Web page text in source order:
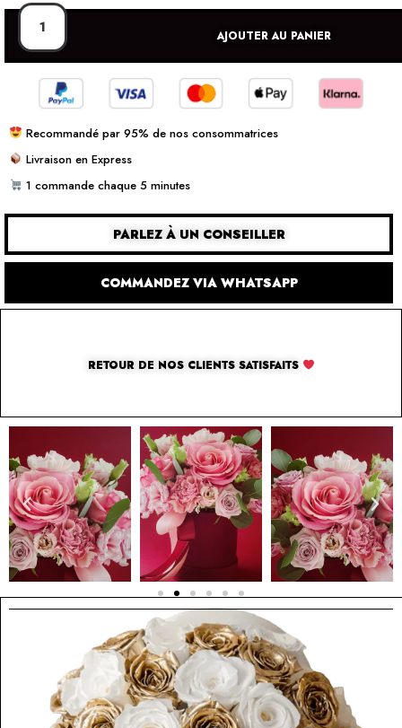
AJOUTER AU PANIER
Recommandé par 95% de nos consommatrices
Livraison en Express
1 commande chaque 5 minutes
PARLEZ À UN CONSEILLER
COMMANDEZ VIA WHATSAPP
RETOUR DE NOS CLIENTS SATISFAITS